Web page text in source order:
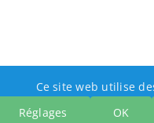
Ce site web utilise
Réglages
OK